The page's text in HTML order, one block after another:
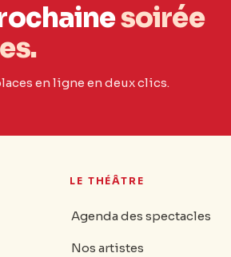
soirée
en ligne en deux clics.
LE THÉÂTRE
Agenda des spectacles
Nos artistes